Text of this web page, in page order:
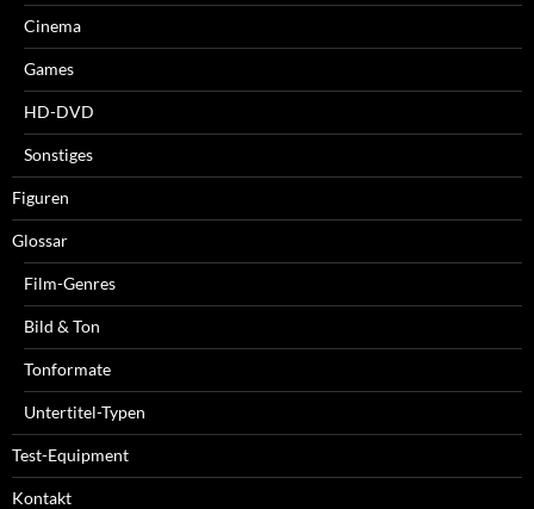
Cinema
Games
HD-DVD
Sonstiges
Figuren
Glossar
Film-Genres
Bild & Ton
Tonformate
Untertitel-Typen
Test-Equipment
Kontakt